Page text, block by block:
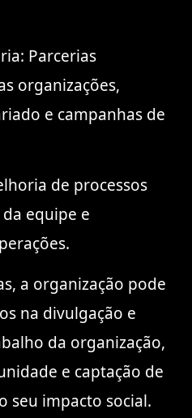
Parcerias
organizações,
e campanhas de
de processos
equipe e
a organização pode
na divulgação e
da organização,
e captação de
seu impacto social.